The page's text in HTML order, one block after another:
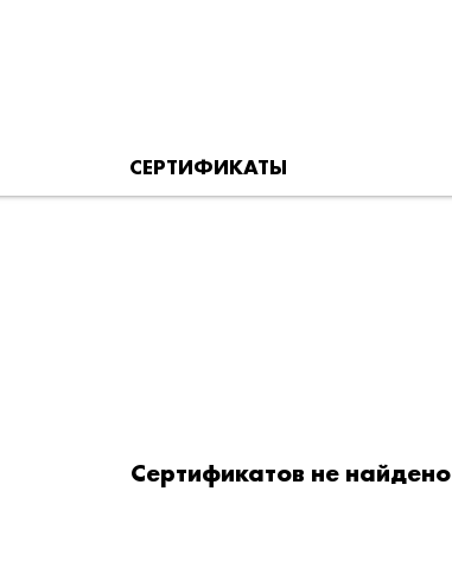
СЕРТИФИКАТЫ
Сертификатов не найдено